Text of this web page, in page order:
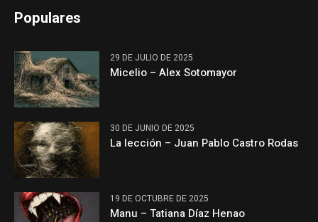
Populares
29 DE JULIO DE 2025
Micelio – Alex Sotomayor
30 DE JUNIO DE 2025
La lección – Juan Pablo Castro Rodas
19 DE OCTUBRE DE 2025
Manu – Tatiana Díaz Henao